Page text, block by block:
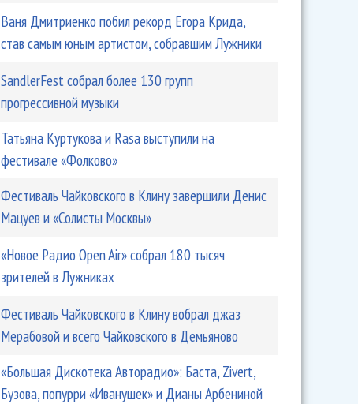
Ваня Дмитриенко побил рекорд Егора Крида,
став самым юным артистом, собравшим Лужники
SandlerFest собрал более 130 групп
прогрессивной музыки
Татьяна Куртукова и Rasa выступили на
фестивале «Фолково»
Фестиваль Чайковского в Клину завершили Денис
Мацуев и «Солисты Москвы»
«Новое Радио Open Air» собрал 180 тысяч
зрителей в Лужниках
Фестиваль Чайковского в Клину вобрал джаз
Мерабовой и всего Чайковского в Демьяново
«Большая Дискотека Авторадио»: Баста, Zivert,
Бузова, попурри «Иванушек» и Дианы Арбениной